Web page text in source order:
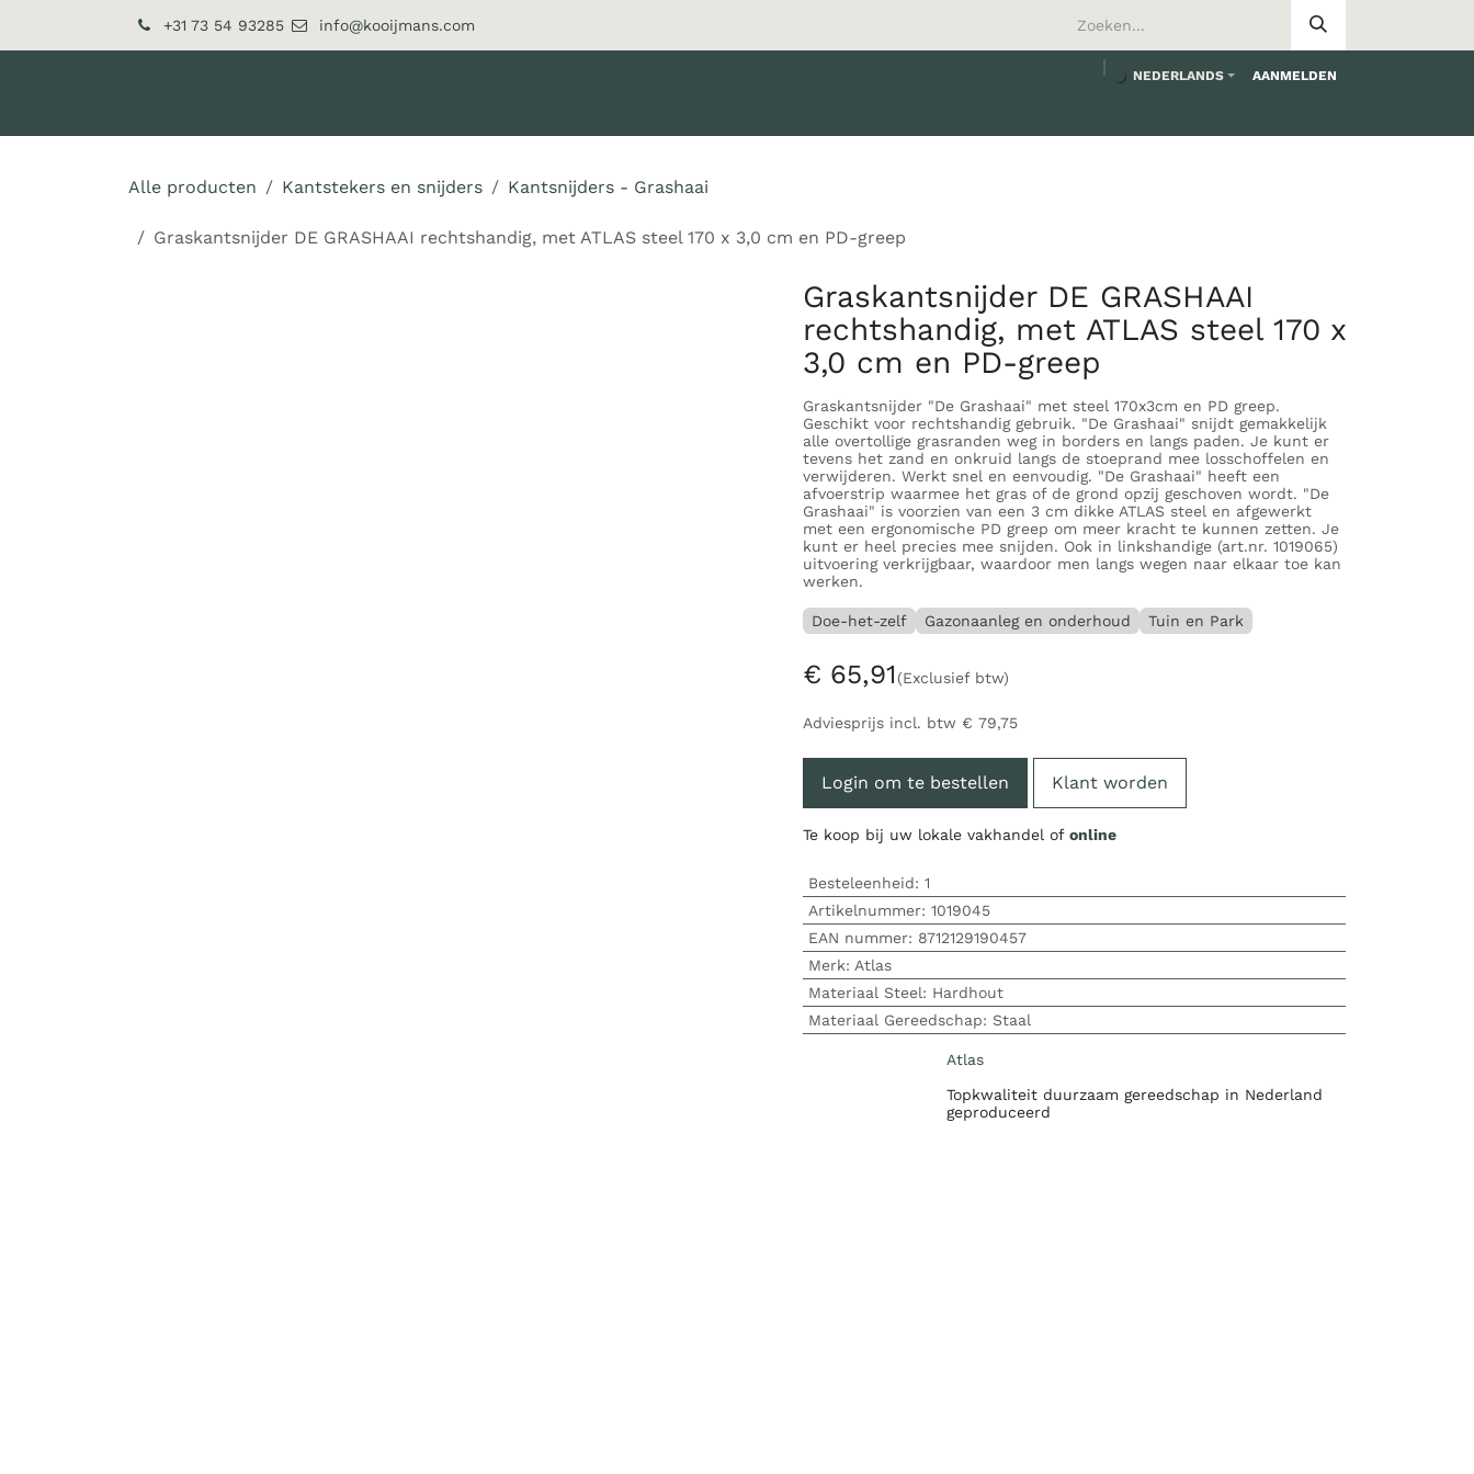
+31 73 54 93285 info@kooijmans.com
NEDERLANDS AANMELDEN
Alle producten Kantstekers en snijders Kantsnijders - Grashaai
Graskantsnijder DE GRASHAAI rechtshandig, met ATLAS steel 170 x 3,0 cm en PD-greep
Graskantsnijder DE GRASHAAI
rechtshandig, met ATLAS steel 170 x
3,0 cm en PD-greep
Graskantsnijder "De Grashaai" met steel 170x3cm en PD greep.
Geschikt voor rechtshandig gebruik. "De Grashaai" snijdt gemakkelijk
alle overtollige grasranden weg in borders en langs paden. Je kunt er
tevens het zand en onkruid langs de stoeprand mee losschoffelen en
verwijderen. Werkt snel en eenvoudig. "De Grashaai" heeft een
afvoerstrip waarmee het gras of de grond opzij geschoven wordt. "De
Grashaai" is voorzien van een 3 cm dikke ATLAS steel en afgewerkt
met een ergonomische PD greep om meer kracht te kunnen zetten. Je
kunt er heel precies mee snijden. Ook in linkshandige (art.nr. 1019065)
uitvoering verkrijgbaar, waardoor men langs wegen naar elkaar toe kan
werken.
Doe-het-zelf Gazonaanleg en onderhoud Tuin en Park
€ 65,91 (Exclusief btw)
Adviesprijs incl. btw € 79,75
Login om te bestellen Klant worden
Te koop bij uw lokale vakhandel of online
Besteleenheid: 1
Artikelnummer: 1019045
EAN nummer: 8712129190457
Merk: Atlas
Materiaal Steel: Hardhout
Materiaal Gereedschap: Staal
Atlas
Topkwaliteit duurzaam gereedschap in Nederland
geproduceerd